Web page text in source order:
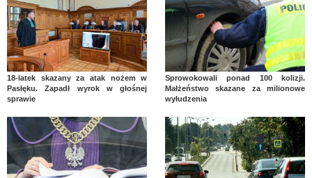
18-latek skazany za atak nożem w
Pasłęku. Zapadł wyrok w głośnej
sprawie
Sprowokowali ponad 100 kolizji.
Małżeństwo skazane za milionowe
wyłudzenia